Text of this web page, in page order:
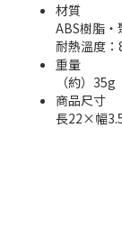
材質
ABS樹脂
耐熱溫度
重量
（約）35g
商品尺寸
長22×幅